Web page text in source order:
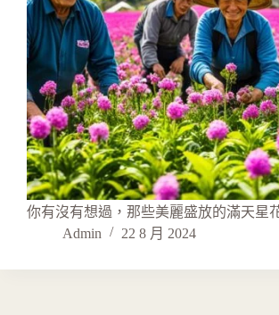
你有沒有想過，那些美麗盛放的滿天星
Admin
22 8 月 2024